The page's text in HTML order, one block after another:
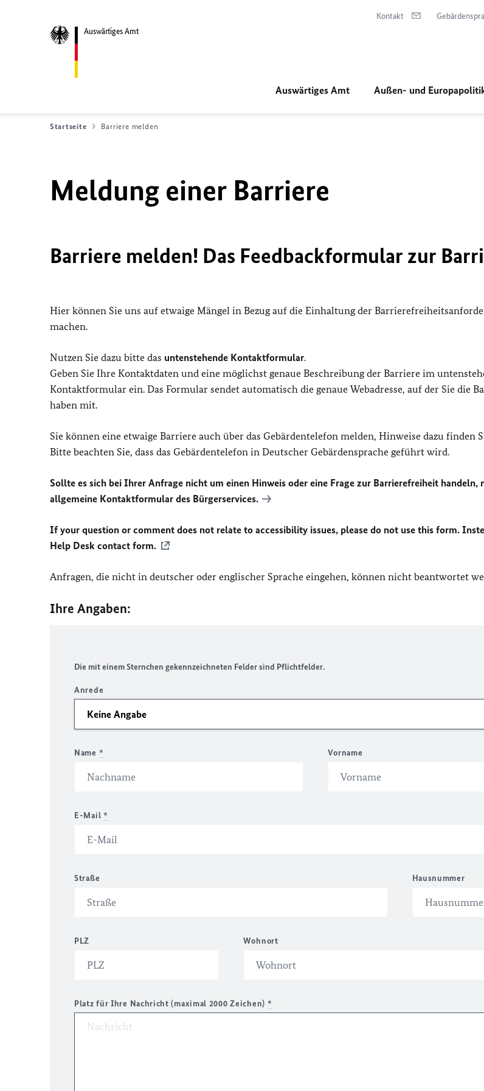
Auswärtiges Amt
Kontakt
Auswärtiges Amt Außen- und
Startseite Barriere melden
Meldung einer Barriere
Barriere melden! Das Feedbackformular zur
Hier können Sie uns auf etwaige Mängel in Bezug auf die Einhaltung der
machen.
Nutzen Sie dazu bitte das untenstehende Kontaktformular.
Geben Sie Ihre Kontaktdaten und eine möglichst genaue Beschreibung der Barriere im
Kontaktformular ein. Das Formular sendet automatisch die genaue Webadresse, auf der Sie die
haben mit.
Sie können eine etwaige Barriere auch über das Gebärdentelefon melden, Hinweise dazu finden
Bitte beachten Sie, dass das Gebärdentelefon in Deutscher Gebärdensprache geführt wird.
Sollte es sich bei Ihrer Anfrage nicht um einen Hinweis oder eine Frage zur Barrierefreiheit handeln,
allgemeine Kontaktformular des Bürgerservices.
If your question or comment does not relate to accessibility issues, please do not use this form.
Help Desk contact form.
Anfragen, die nicht in deutscher oder englischer Sprache eingehen, können nicht beantwortet
Ihre Angaben:
Die mit einem Sternchen gekennzeichneten Felder sind Pflichtfelder.
Anrede
Name * Vorname
E-Mail *
Straße Hausnummer
PLZ Wohnort
Platz für Ihre Nachricht (maximal 2000 Zeichen) *